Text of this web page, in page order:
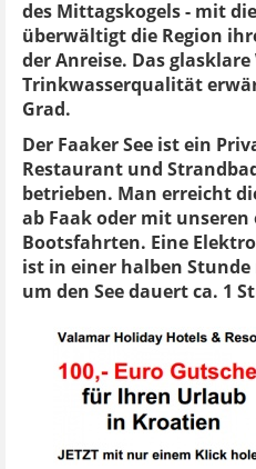
des Mittagskogels - mit
überwältigt die Region
der Anreise. Das
Trinkwasserqualität
Grad.
Der Faaker See ist ein
Restaurant und
betrieben. Man erreicht
ab Faak oder mit
Bootsfahrten. Eine
ist in einer halben
um den See dauert ca. 1